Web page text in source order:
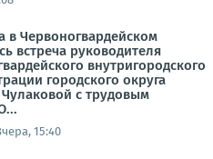
в Червоногвардейском
встреча руководителя
внутригородского
городского округа
с трудовым
15:40